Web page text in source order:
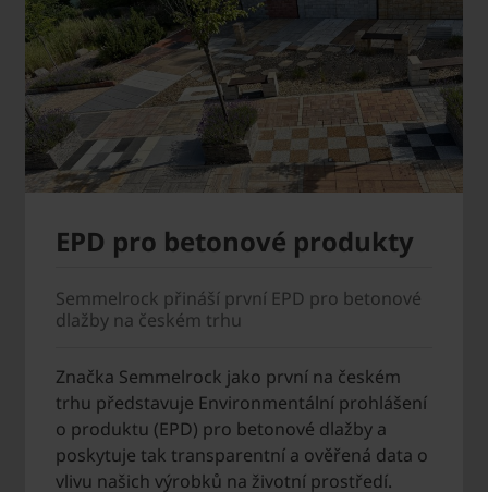
EPD pro betonové produkty
Semmelrock přináší první EPD pro betonové
dlažby na českém trhu
Značka Semmelrock jako první na českém
trhu představuje Environmentální prohlášení
o produktu (EPD) pro betonové dlažby a
poskytuje tak transparentní a ověřená data o
vlivu našich výrobků na životní prostředí.